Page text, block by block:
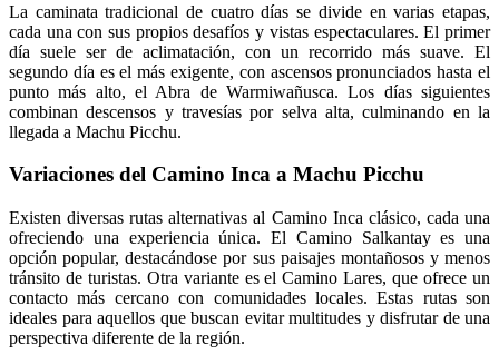
La caminata tradicional de cuatro días se divide en varias etapas,
cada una con sus propios desafíos y vistas espectaculares. El primer
día suele ser de aclimatación, con un recorrido más suave. El
segundo día es el más exigente, con ascensos pronunciados hasta el
punto más alto, el Abra de Warmiwañusca. Los días siguientes
combinan descensos y travesías por selva alta, culminando en la
llegada a Machu Picchu.
Variaciones del Camino Inca a Machu Picchu
Existen diversas rutas alternativas al Camino Inca clásico, cada una
ofreciendo una experiencia única. El Camino Salkantay es una
opción popular, destacándose por sus paisajes montañosos y menos
tránsito de turistas. Otra variante es el Camino Lares, que ofrece un
contacto más cercano con comunidades locales. Estas rutas son
ideales para aquellos que buscan evitar multitudes y disfrutar de una
perspectiva diferente de la región.